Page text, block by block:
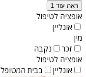
ראה עוד 1
אופציה לטיפול
אונליין
מין
זכר
נקבה
אופציה לטיפול
אונליין
בבית המטופל